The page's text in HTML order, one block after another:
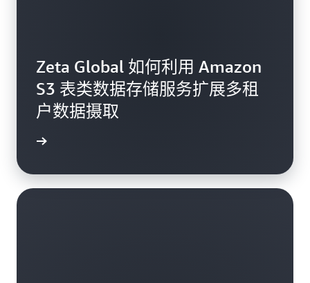
Zeta Global 如何利用 Amazon
S3 表类数据存储服务扩展多租
户数据摄取